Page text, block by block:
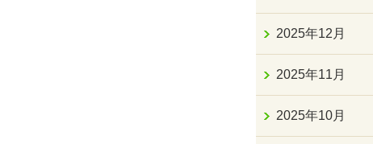
2025年12月
2025年11月
2025年10月